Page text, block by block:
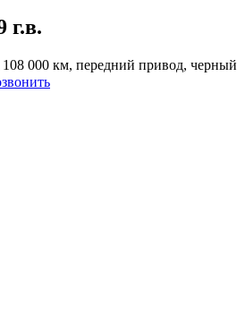
г.в.
108 000 км, передний привод, черный